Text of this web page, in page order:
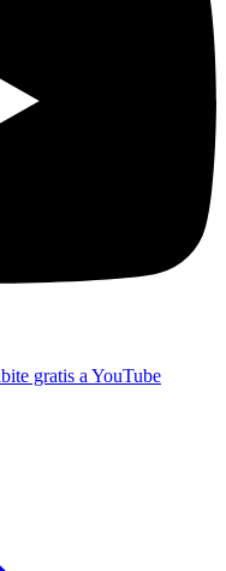
gratis a YouTube